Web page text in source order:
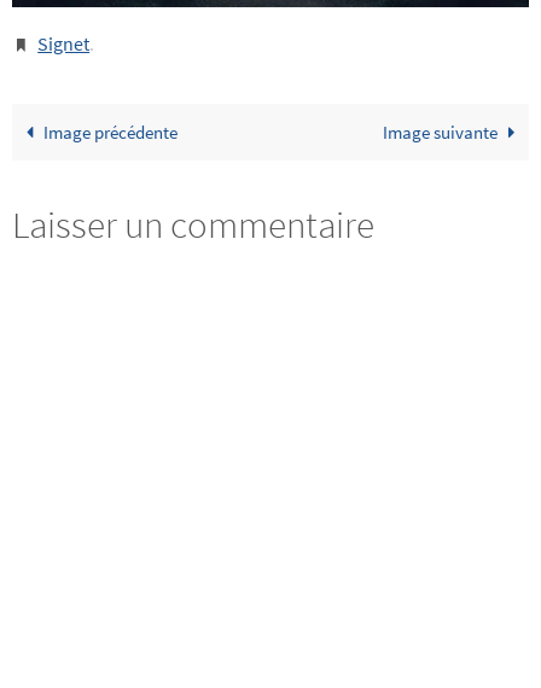
Signet.
Image précédente Image suivante
Laisser un commentaire